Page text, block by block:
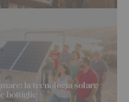
la tecnologia solare
bottiglie